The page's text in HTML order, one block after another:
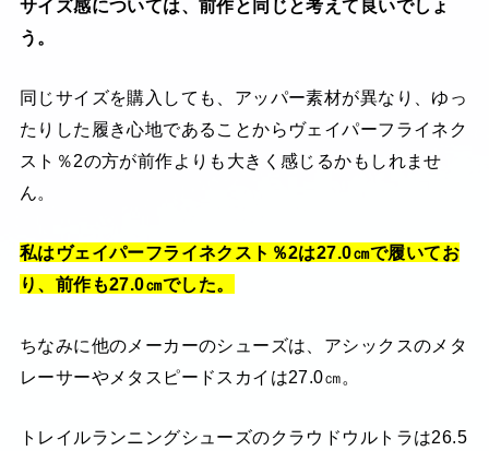
サイズ感については、前作と同じと考えて良いでしょ
う。
同じサイズを購入しても、アッパー素材が異なり、ゆっ
たりした履き心地であることからヴェイパーフライネク
スト％2の方が前作よりも大きく感じるかもしれませ
ん。
私はヴェイパーフライネクスト％2は27.0㎝で履いてお
り、前作も27.0㎝でした。
ちなみに他のメーカーのシューズは、アシックスのメタ
レーサーやメタスピードスカイは27.0㎝。
トレイルランニングシューズのクラウドウルトラは26.5